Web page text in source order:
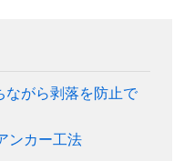
ながら剥落を防止で
ンカー工法